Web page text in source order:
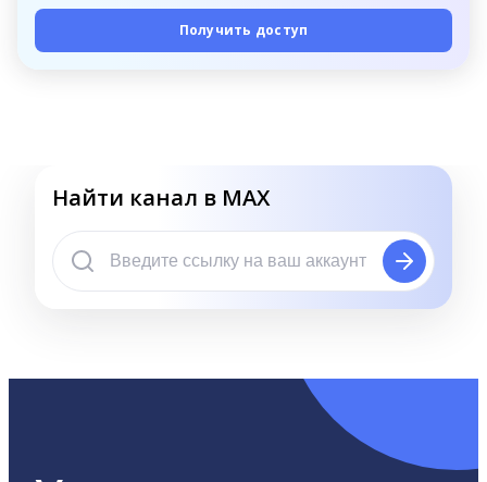
Получить доступ
Найти канал в MAX